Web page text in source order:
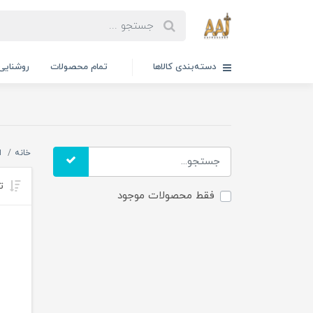
دسته‌بندی کالاها تمام محصولات
فقط محصولات موجود
خانه